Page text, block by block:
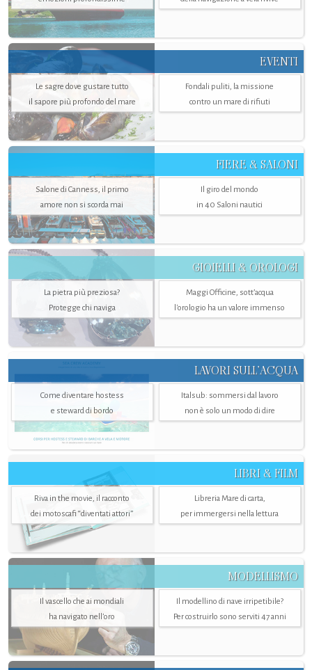
EVENTI
Le sagre dove gustare tutto
il sapore più profondo del mare
Fondali puliti, la missione
contro un mare di rifiuti
FIERE & SALONI
Salone di Canness, il primo
amore non si scorda mai
Il giro del mondo
in 40 Saloni nautici
GIOIELLI & OROLOGI
La pietra più preziosa?
Protegge chi naviga
Maggi Officine, sott’acqua
l'orologio ha un valore immenso
LAVORI SULL’ACQUA
Come diventare hostess
e steward di bordo
Italsub: sommersi dal lavoro
non è solo un modo di dire
LIBRI & FILM
Riva in the movie, il racconto
dei motoscafi “diventati attori”
Libreria Mare di carta,
per immergersi nella lettura
MODELLISMO
Il vascello che ai mondiali
ha navigato nell’oro
Il modellino di nave irripetibile?
Per costruirlo sono serviti 47 anni